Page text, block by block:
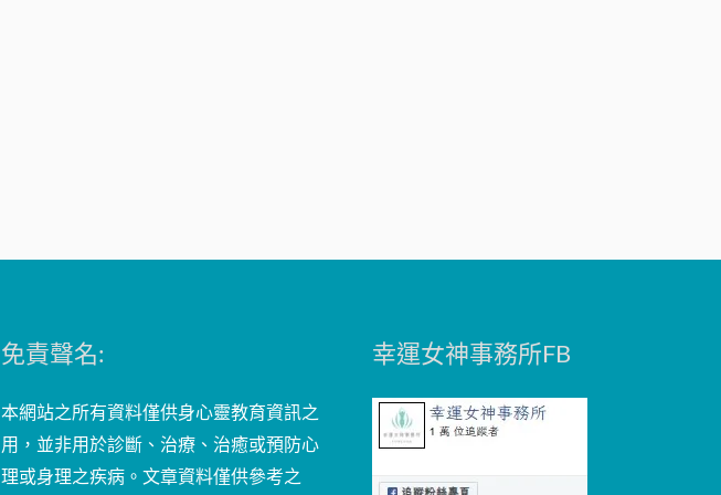
免責聲名:
本網站之所有資料僅供身心靈教育資訊之
用，並非用於診斷、治療、治癒或預防心
理或身理之疾病。文章資料僅供參考之
幸運女神事務所FB